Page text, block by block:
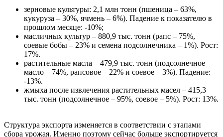
зерновые культуры: 2,1 млн тонн (пшеница – 63%,
кукуруза – 30%, ячмень – 6%). Падение к показателю в
прошлом месяце: -10%;
масличных культур – 880,9 тыс. тонн (рапс – 75%,
соевые бобы – 23% и семена подсолнечника – 1%). Рост:
17%.
растительные масла – 479,9 тыс. тонн (подсолнечное
масло – 74%, рапсовое – 22% и соевое – 3%). Падение:
-13%.
жмыха после извлечения растительных масел – 415,3
тыс. тонн (подсолнечное – 95%, соевое – 5%). Рост: 13%.
Структура экспорта изменяется в соответствии с этапами
сбора урожая. Именно поэтому сейчас больше экспортируется